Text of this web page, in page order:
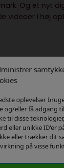
oplevelser
og/eller få adgang
til disse
eller unikke ID'er
eller trækker dit
på visse
Og et nyt
videoer i høj
lund
25, 2011
kan ikke
En
ønsker mig